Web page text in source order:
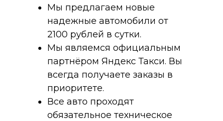
Мы предлагаем новые
надежные автомобили от
2100 рублей в сутки.
Мы являемся официальным
партнёром Яндекс Такси. Вы
всегда получаете заказы в
приоритете.
Все авто проходят
обязательное техническое